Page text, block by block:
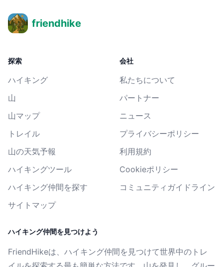
friendhike
探索
ハイキング
山
山マップ
トレイル
山の天気予報
ハイキングツール
ハイキング仲間を探す
サイトマップ
会社
私たちについて
パートナー
ニュース
プライバシーポリシー
利用規約
Cookieポリシー
コミュニティガイドライン
ハイキング仲間を見つけよう
FriendHikeは、ハイキング仲間を見つけて世界中のトレ